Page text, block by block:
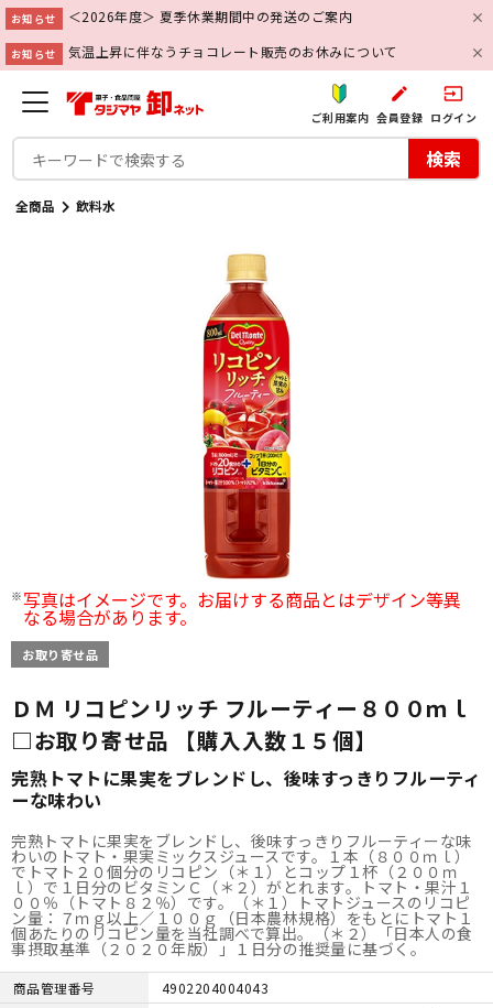
お知らせ ＜2026年度＞ 夏季休業期間中の発送のご案内
お知らせ 気温上昇に伴なうチョコレート販売のお休みについて
ご利用案内
create
会員登録
input
ログイン
検索
全商品 飲料水
写真はイメージです。お届けする商品とはデザイン等異
なる場合があります。
お取り寄せ品
ＤＭ リコピンリッチ フルーティー８００ｍｌ
□お取り寄せ品 【購入入数１５個】
完熟トマトに果実をブレンドし、後味すっきりフルーティ
ーな味わい
完熟トマトに果実をブレンドし、後味すっきりフルーティーな味
わいのトマト・果実ミックスジュースです。１本（８００ｍｌ）
でトマト２０個分のリコピン（＊１）とコップ１杯（２００ｍ
ｌ）で１日分のビタミンＣ（＊２）がとれます。トマト・果汁１
００％（トマト８２％）です。（＊１）トマトジュースのリコピ
ン量：７ｍｇ以上／１００ｇ（日本農林規格）をもとにトマト１
個あたりのリコピン量を当社調べで算出。（＊２）「日本人の食
事摂取基準（２０２０年版）」１日分の推奨量に基づく。
商品管理番号
4902204004043